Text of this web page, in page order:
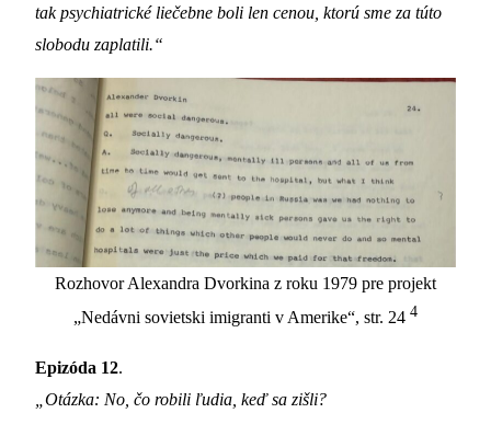
tak psychiatrické liečebne boli len cenou, ktorú sme za túto
slobodu zaplatili.“
Rozhovor Alexandra Dvorkina z roku 1979 pre projekt
„Nedávni sovietski imigranti v Amerike“, str. 24 4
Epizóda 12.
„Otázka: No, čo robili ľudia, keď sa zišli?